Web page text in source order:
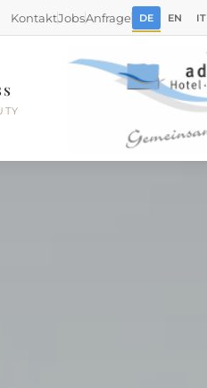
KontaktJobsAnfrage DE EN IT